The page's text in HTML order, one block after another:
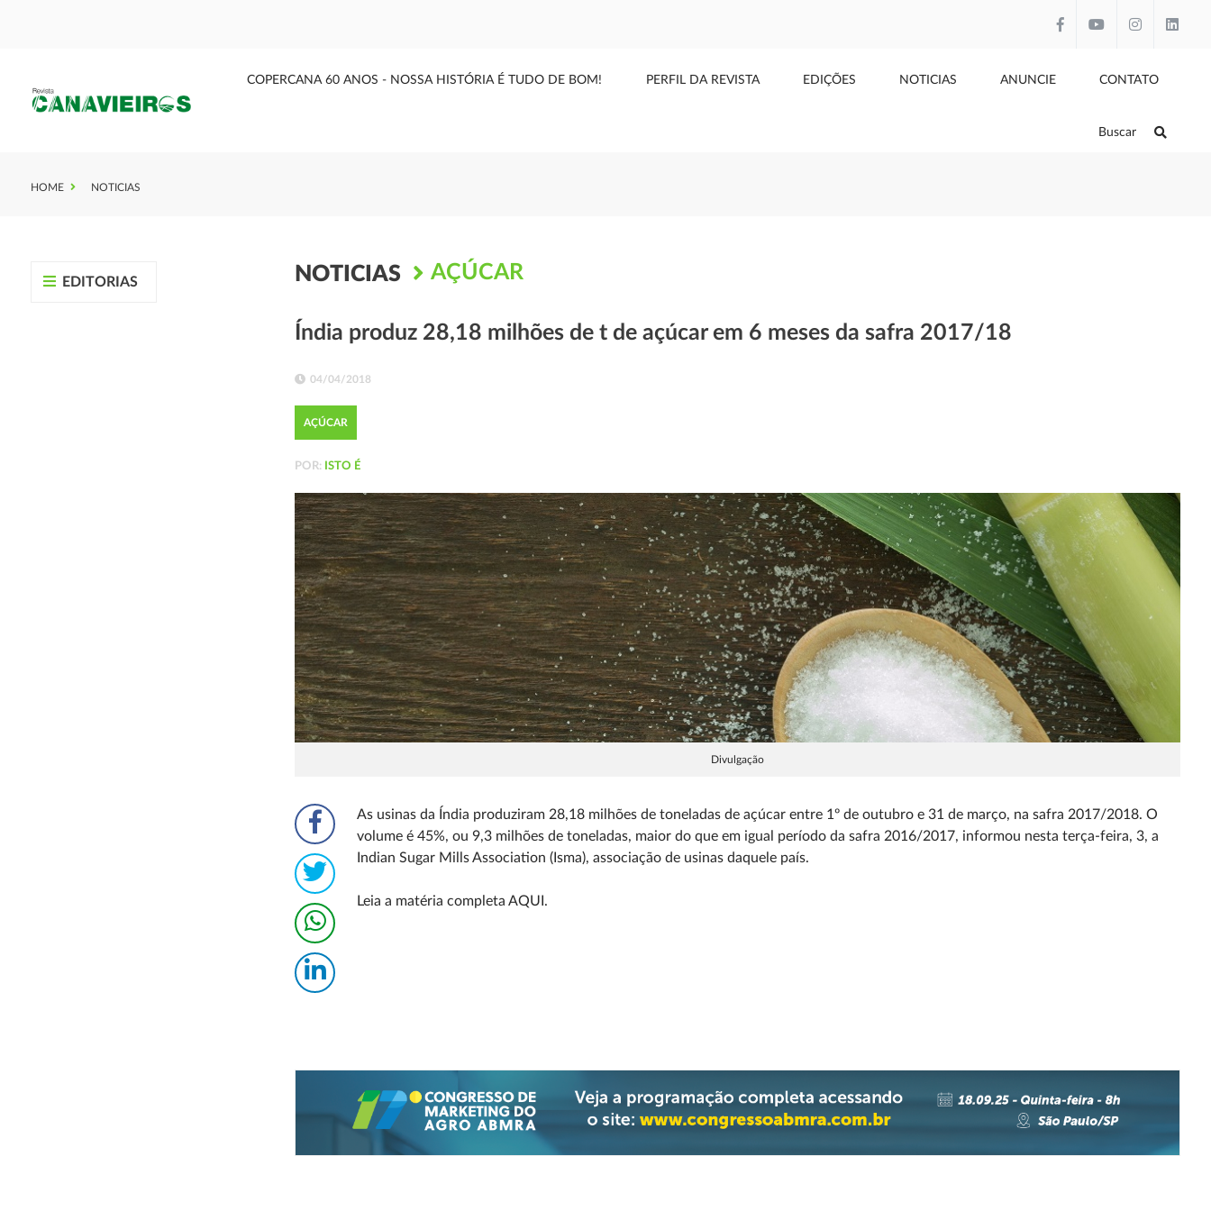
COPERCANA 60 ANOS - NOSSA HISTÓRIA É TUDO DE BOM! PERFIL DA REVISTA EDIÇÕES NOTICIAS ANUNCIE CONTATO
Buscar
HOME NOTICIAS
EDITORIAS NOTICIAS AÇÚCAR
Índia produz 28,18 milhões de t de açúcar em 6 meses da safra 2017/18
04/04/2018
AÇÚCAR
POR: ISTO É
Divulgação
As usinas da Índia produziram 28,18 milhões de toneladas de açúcar entre 1º de outubro e 31 de março, na safra 2017/2018. O
volume é 45%, ou 9,3 milhões de toneladas, maior do que em igual período da safra 2016/2017, informou nesta terça-feira, 3, a
Indian Sugar Mills Association (Isma), associação de usinas daquele país.
Leia a matéria completa AQUI.